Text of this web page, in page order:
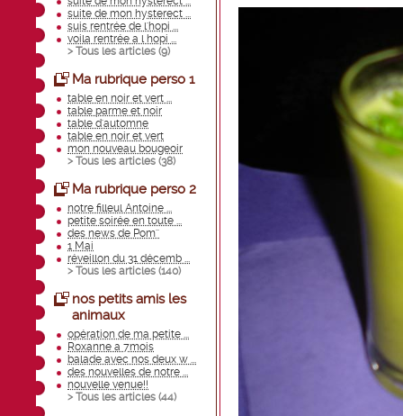
suite de mon hysterect ...
suis rentrée de l'hopi ...
voila rentrée a l hopi ...
> Tous les articles (9)
Ma rubrique perso 1
table en noir et vert ...
table parme et noir
table d'automne
table en noir et vert
mon nouveau bougeoir
> Tous les articles (38)
Ma rubrique perso 2
notre filleul Antoine ...
petite soirée en toute ...
des news de Pom''
1 Mai
réveillon du 31 décemb ...
> Tous les articles (140)
nos petits amis les
animaux
opération de ma petite ...
Roxanne a 7mois
balade avec nos deux w ...
des nouvelles de notre ...
nouvelle venue!!
> Tous les articles (44)